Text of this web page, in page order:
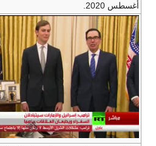
أغسطس 2020.